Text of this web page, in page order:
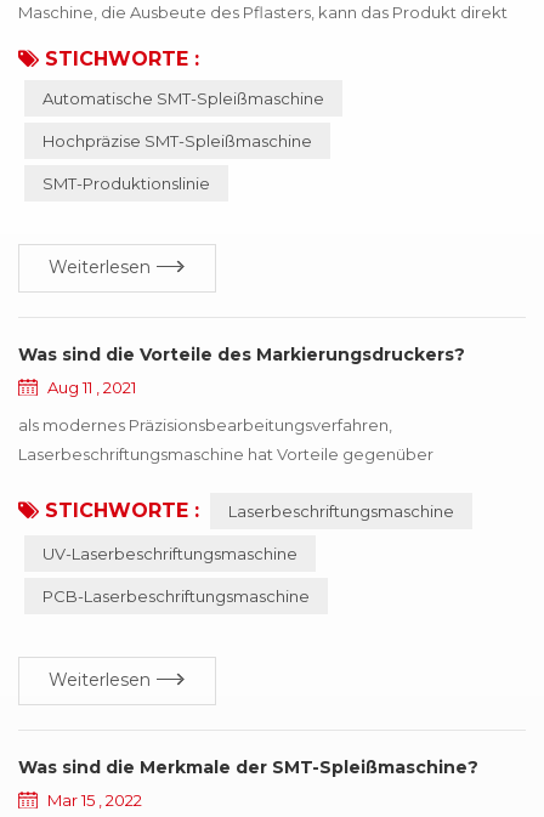
Maschine, die Ausbeute des Pflasters, kann das Produkt direkt
Material dazu führt, dass die SMT-Maschine anormal arbeitet,
wird das gesamte Produkt nicht mehr funktionieren, was dem
die Aktualisierung der Technologie vermie...
STICHWORTE :
Automatische SMT-Spleißmaschine
Hochpräzise SMT-Spleißmaschine
SMT-Produktionslinie
Weiterlesen
Was sind die Vorteile des Markierungsdruckers?
Aug 11 , 2021
als modernes Präzisionsbearbeitungsverfahren,
Laserbeschriftungsmaschine hat Vorteile gegenüber
mechanisches Gravieren und Erodieren. die Ausrüstung ist
besonders geeignet für Präzision, Tiefe,
Glattheitsanforderungen des Feldes,, das in der
STICHWORTE : Laserbeschriftungsmaschine
UV-Laserbeschriftungsmaschine
PCB-Laserbeschriftungsmaschine
Weiterlesen
Was sind die Merkmale der SMT-Spleißmaschine?
Mar 15 , 2022